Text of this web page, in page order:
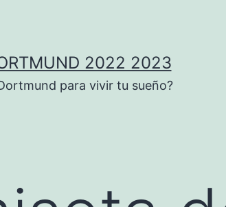
2022 2023
para vivir tu sueño?